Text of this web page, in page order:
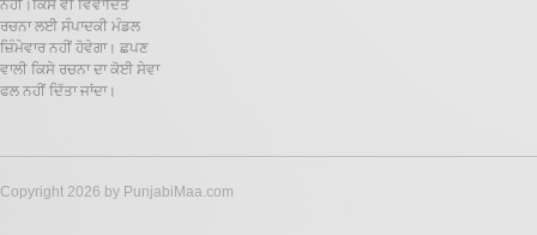
ਨਹੀਂ।ਕਿਸੇ ਵੀ ਵਿਵਾਦਿਤ
ਰਚਨਾ ਲਈ ਸੰਪਾਦਕੀ ਮੰਡਲ
ਜ਼ਿੰਮੇਵਾਰ ਨਹੀਂ ਹੋਵੇਗਾ। ਛਪਣ
ਵਾਲੀ ਕਿਸੇ ਰਚਨਾ ਦਾ ਕੋਈ ਸੇਵਾ
ਫਲ ਨਹੀਂ ਦਿੱਤਾ ਜਾਂਦਾ।
Copyright 2026 by PunjabiMaa.com